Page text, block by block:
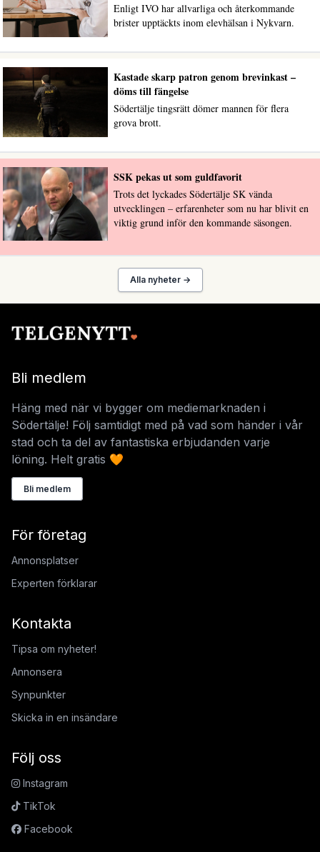
Enligt IVO har allvarliga och återkommande
brister upptäckts inom elevhälsan i Nykvarn.
Kastade skarp patron genom brevinkast –
döms till fängelse
Södertälje tingsrätt dömer mannen för flera
grova brott.
SSK pekas ut som guldfavorit
Trots det lyckades Södertälje SK vända
utvecklingen – erfarenheter som nu har blivit en
viktig grund inför den kommande säsongen.
Alla nyheter →
Bli medlem
Häng med när vi bygger om mediemarknaden i
Södertälje! Följ samtidigt med på vad som händer i vår
stad och ta del av fantastiska erbjudanden varje
löning. Helt gratis 🧡
Bli medlem
För företag
Annonsplatser
Experten förklarar
Kontakta
Tipsa om nyheter!
Annonsera
Synpunkter
Skicka in en insändare
Följ oss
Instagram
TikTok
Facebook